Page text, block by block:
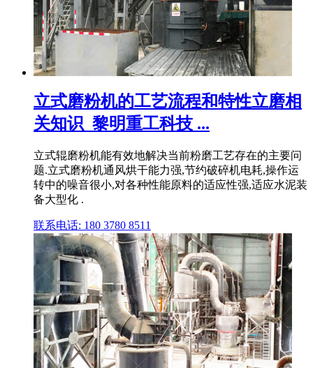
立式磨粉机的工艺流程和特性立磨相
关知识_黎明重工科技 ...
立式辊磨粉机能有效地解决当前粉磨工艺存在的主要问
题.立式磨粉机通风烘干能力强,节约破碎机电耗,操作运
转中的噪音很小,对各种性能原料的适应性强,适应水泥装
备大型化 .
联系电话: 180 3780 8511